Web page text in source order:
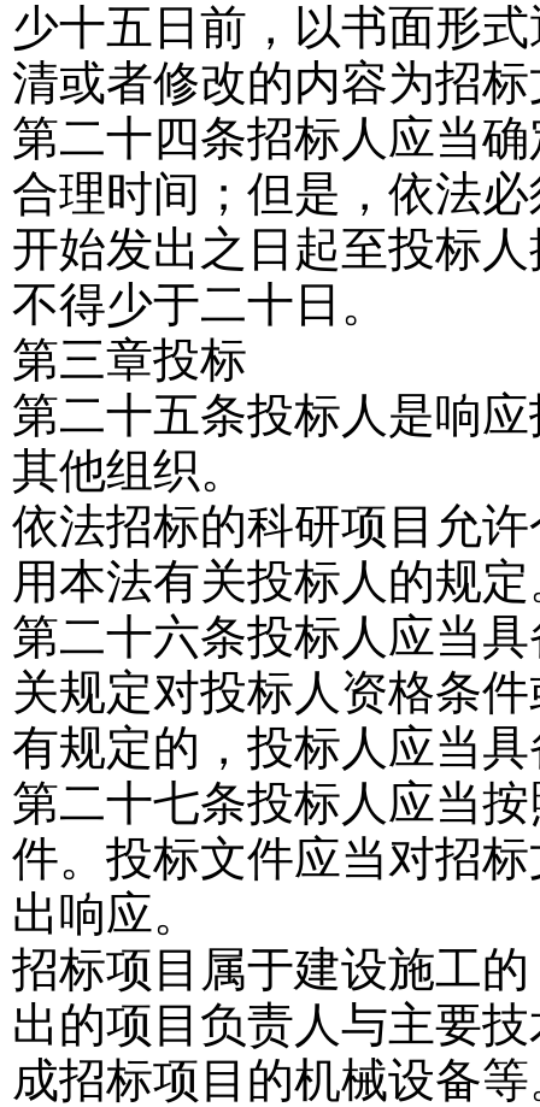
少十五日前，以书面形
清或者修改的内容为招
第二十四条招标人应当
合理时间；但是，依法
开始发出之日起至投标
不得少于二十日。
第三章投标
第二十五条投标人是响
其他组织。
依法招标的科研项目允
用本法有关投标人的规定
第二十六条投标人应当
关规定对投标人资格条
有规定的，投标人应当
第二十七条投标人应当
件。投标文件应当对招
出响应。
招标项目属于建设施工
出的项目负责人与主要
成招标项目的机械设备等